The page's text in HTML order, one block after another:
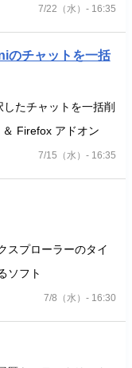
7/22（水）- 16:35
のチャットを一括
たチャットを一括削
Firefox アドオン
7/15（水）- 16:35
スプローラーのタイ
ソフト
7/8（水）- 16:30